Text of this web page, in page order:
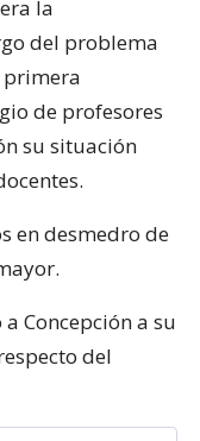
la
del problema
primera
de profesores
su situación
en desmedro de
Concepción a su
del